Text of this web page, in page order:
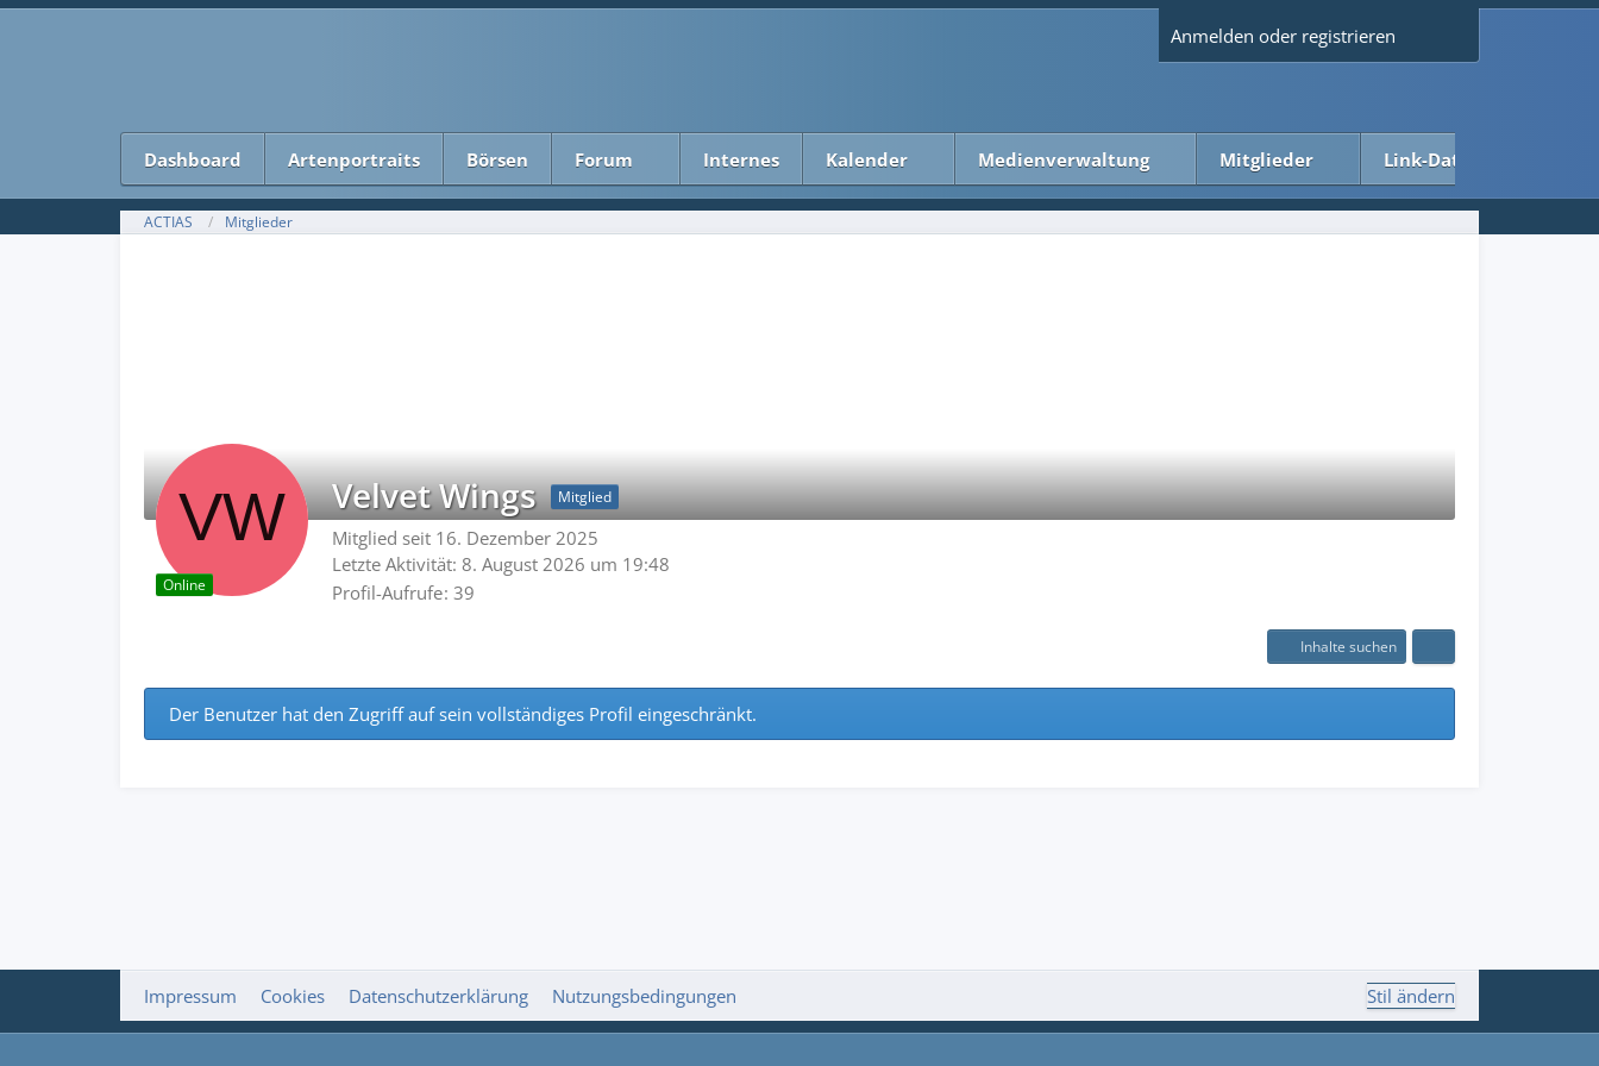
Anmelden oder registrieren
Dashboard Artenportraits Börsen Forum Internes Kalender Medienverwaltung Mitglieder Link-Datenbank
ACTIAS Mitglieder
Online
Velvet Wings Mitglied
Mitglied seit 16. Dezember 2025
Letzte Aktivität: 8. August 2026 um 19:48
Profil-Aufrufe 39
Inhalte suchen
Der Benutzer hat den Zugriff auf sein vollständiges Profil eingeschränkt.
Stil ändern
Impressum Cookies Datenschutzerklärung Nutzungsbedingungen